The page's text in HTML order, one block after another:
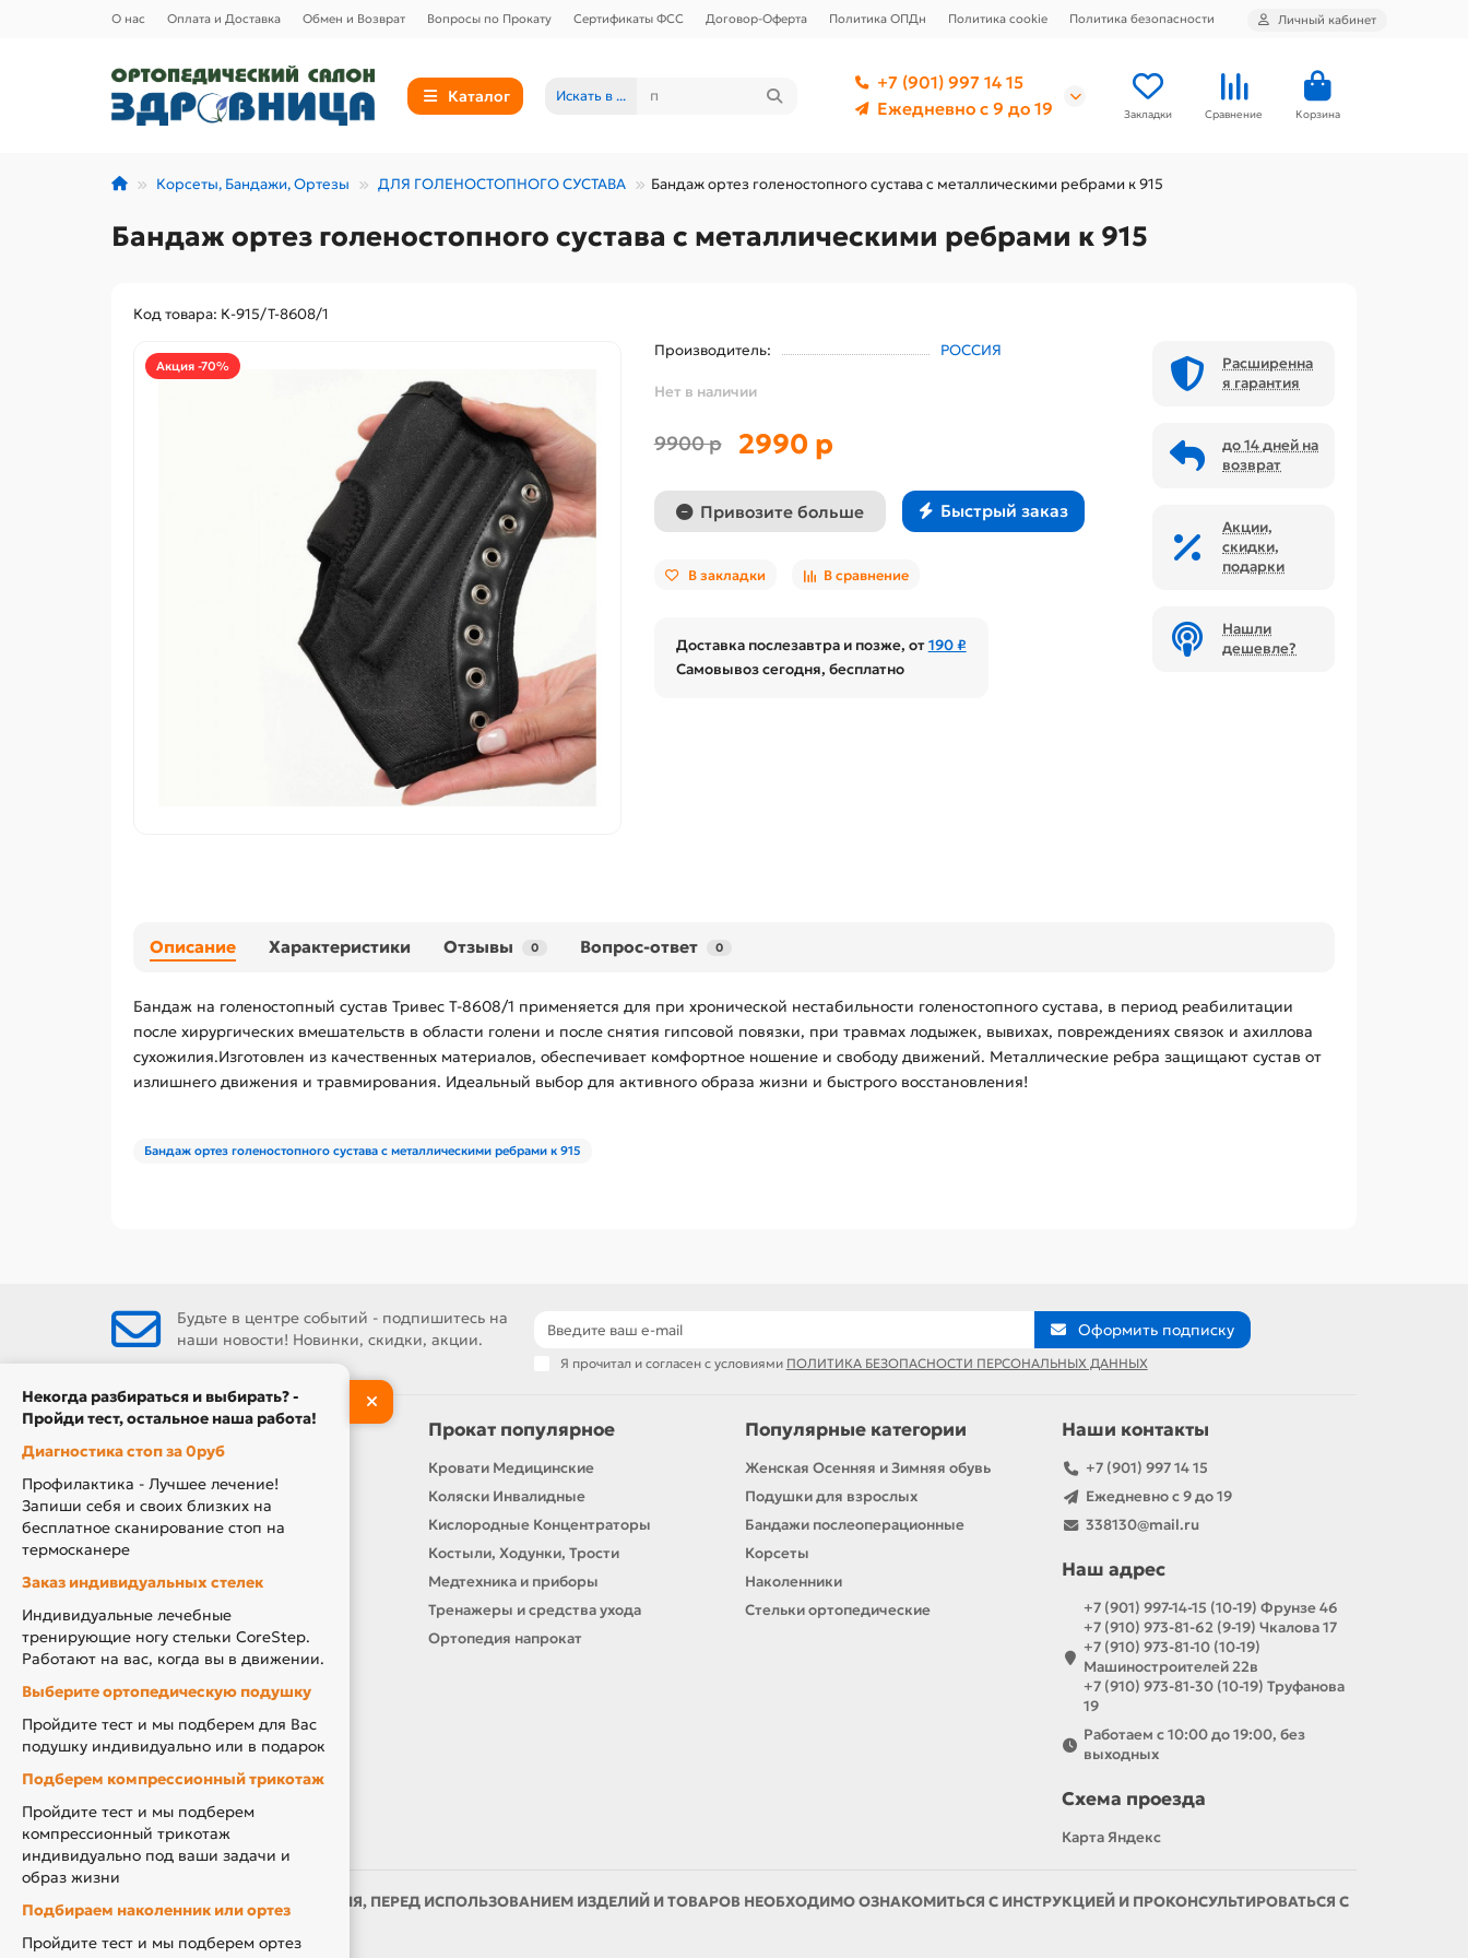
О нас Оплата и Доставка Обмен и Возврат Вопросы по Прокату Сертификаты ФСС Договор-Оферта Политика ОПДн Политика cookie Политика безопасности Личный кабинет
Каталог Искать в ...
+7 (901) 997 14 15
Ежедневно с 9 до 19
Закладки Сравнение Корзина
Корсеты, Бандажи, Ортезы ДЛЯ ГОЛЕНОСТОПНОГО СУСТАВА Бандаж ортез голеностопного сустава с металлическими ребрами к 915
Бандаж ортез голеностопного сустава с металлическими ребрами к 915
Код товара: К-915/Т-8608/1
Акция -70%
Производитель: РОССИЯ
Нет в наличии
9900 р 2990 р
Привозите больше Быстрый заказ
В закладки В сравнение
Доставка послезавтра и позже, от190 ₽
Самовывоз сегодня, бесплатно
Расширенна
я гарантия
до 14 дней на
возврат
Акции,
скидки,
подарки
Нашли
дешевле?
Описание Характеристики Отзывы 0 Вопрос-ответ 0
Бандаж на голеностопный сустав Тривес Т-8608/1 применяется для при хронической нестабильности голеностопного сустава, в период реабилитации
после хирургических вмешательств в области голени и после снятия гипсовой повязки, при травмах лодыжек, вывихах, повреждениях связок и ахиллова
сухожилия.Изготовлен из качественных материалов, обеспечивает комфортное ношение и свободу движений. Металлические ребра защищают сустав от
излишнего движения и травмирования. Идеальный выбор для активного образа жизни и быстрого восстановления!
Бандаж ортез голеностопного сустава с металлическими ребрами к 915
Будьте в центре событий - подпишитесь на
наши новости! Новинки, скидки, акции.
Оформить подписку
Я прочитал и согласен с условиями ПОЛИТИКА БЕЗОПАСНОСТИ ПЕРСОНАЛЬНЫХ ДАННЫХ
Информация
О нас
Производители
Новости
Оплата и доставка
Подарочный сертификат
Товары по Акции
Акция Вторая Жизнь
Акция Скидка за Отзыв
Компенсация за ТСР
Прокат популярное
Кровати Медицинские
Коляски Инвалидные
Кислородные Концентраторы
Костыли, Ходунки, Трости
Медтехника и приборы
Тренажеры и средства ухода
Ортопедия напрокат
Популярные категории
Женская Осенняя и Зимняя обувь
Подушки для взрослых
Бандажи послеоперационные
Корсеты
Наколенники
Стельки ортопедические
Наши контакты
+7 (901) 997 14 15
Ежедневно с 9 до 19
338130@mail.ru
Наш адрес
+7 (901) 997-14-15 (10-19) Фрунзе 46
+7 (910) 973-81-62 (9-19) Чкалова 17
+7 (910) 973-81-10 (10-19)
Машиностроителей 22в
+7 (910) 973-81-30 (10-19) Труфанова
19
Работаем с 10:00 до 19:00, без
выходных
Схема проезда
Карта Яндекс
ИМЕЮТСЯ ПРОТИВОПОКАЗАНИЯ, ПЕРЕД ИСПОЛЬЗОВАНИЕМ ИЗДЕЛИЙ И ТОВАРОВ НЕОБХОДИМО ОЗНАКОМИТЬСЯ С ИНСТРУКЦИЕЙ И ПРОКОНСУЛЬТИРОВАТЬСЯ С
ВРАЧОМ
Некогда разбираться и выбирать? -
Пройди тест, остальное наша работа!
Диагностика стоп за 0руб
Профилактика - Лучшее лечение!
Запиши себя и своих близких на
бесплатное сканирование стоп на
термосканере
Заказ индивидуальных стелек
Индивидуальные лечебные
тренирующие ногу стельки CoreStep.
Работают на вас, когда вы в движении.
Выберите ортопедическую подушку
Пройдите тест и мы подберем для Вас
подушку индивидуально или в подарок
Подберем компрессионный трикотаж
Пройдите тест и мы подберем
компрессионный трикотаж
индивидуально под ваши задачи и
образ жизни
Подбираем наколенник или ортез
Пройдите тест и мы подберем ортез